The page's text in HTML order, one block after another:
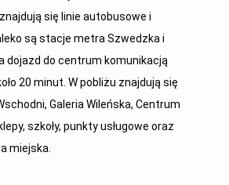
się linie autobusowe i
są stacje metra Szwedzka i
dojazd do centrum komunikacją
20 minut. W pobliżu znajdują się
Galeria Wileńska, Centrum
szkoły, punkty usługowe oraz
miejska.